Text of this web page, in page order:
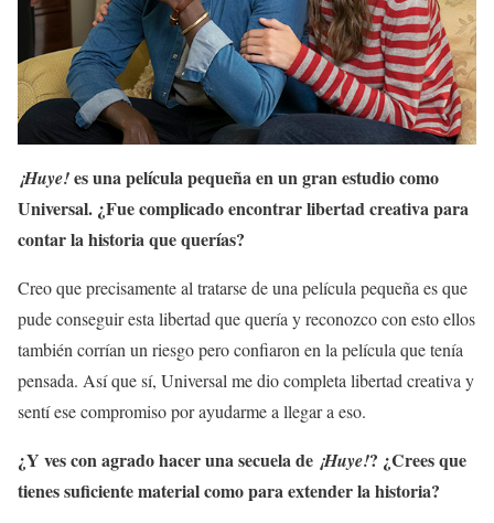
¡Huye!es una película pequeña en un gran estudio como
Universal. ¿Fue complicado encontrar libertad creativa para
contar la historia que querías?
Creo que precisamente al tratarse de una película pequeña es que
pude conseguir esta libertad que quería y reconozco con esto ellos
también corrían un riesgo pero confiaron en la película que tenía
pensada. Así que sí, Universal me dio completa libertad creativa y
sentí ese compromiso por ayudarme a llegar a eso.
¿Y ves con agrado hacer una secuela de ¡Huye!? ¿Crees que
tienes suficiente material como para extender la historia?